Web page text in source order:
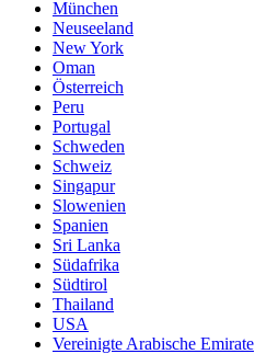
München
Neuseeland
New York
Oman
Österreich
Peru
Portugal
Schweden
Schweiz
Singapur
Slowenien
Spanien
Sri Lanka
Südafrika
Südtirol
Thailand
USA
Vereinigte Arabische Emirate